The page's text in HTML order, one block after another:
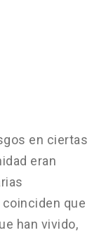
en ciertas
eran
que
han vivido,